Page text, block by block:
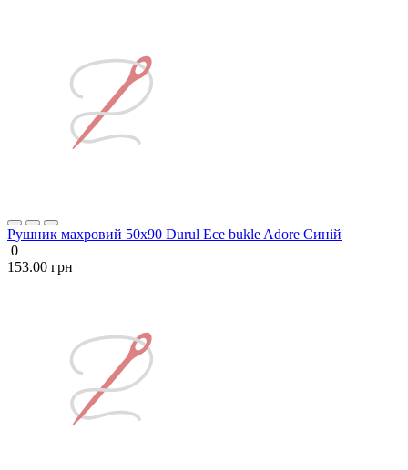
Рушник махровий 50х90 Durul Ece bukle Adore Синій
0
153.00 грн